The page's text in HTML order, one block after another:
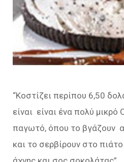
“Κοστίζει περίπου 6,50
είναι είναι ένα πολύ
παγωτό, όπου το βγάζουν
και το σερβίρουν στο